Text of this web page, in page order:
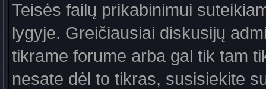
Teisės failų prikabinimui
lygyje. Greičiausiai diskusijų
tikrame forume arba gal tik tam
nesate dėl to tikras, susisiekite